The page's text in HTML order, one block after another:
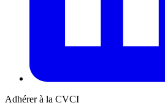
Adhérer à la CVCI